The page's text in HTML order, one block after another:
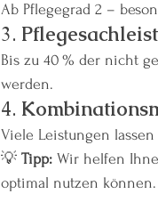
Ab Pflegegrad 2 –
3.
Bis zu 40 % der nicht
werden.
4.
Viele Leistungen
💡 Tipp: Wir helfen
optimal nutzen können.